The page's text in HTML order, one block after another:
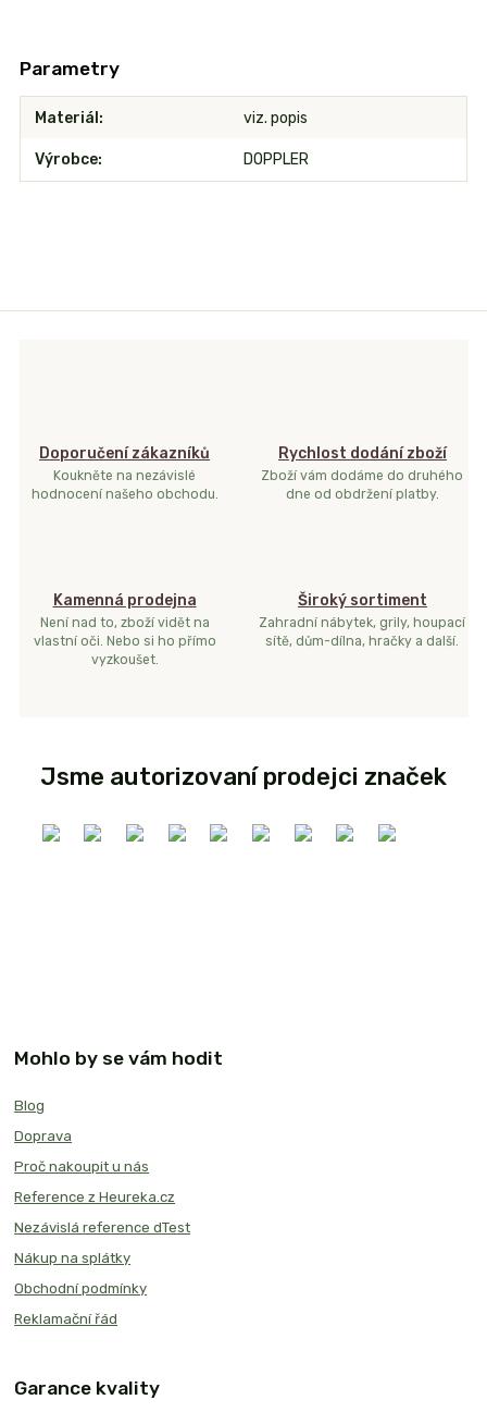
Parametry
Materiál viz. popis
Výrobce DOPPLER
Doporučení zákazníků
Koukněte na nezávislé
hodnocení našeho obchodu.
Rychlost dodání zboží
Zboží vám dodáme do druhého
dne od obdržení platby.
Kamenná prodejna
Není nad to, zboží vidět na
vlastní oči. Nebo si ho přímo
vyzkoušet.
Široký sortiment
Zahradní nábytek, grily, houpací
sítě, dům-dílna, hračky a další.
Jsme autorizovaní prodejci značek
Mohlo by se vám hodit
Blog
Doprava
Proč nakoupit u nás
Reference z Heureka.cz
Nezávislá reference dTest
Nákup na splátky
Obchodní podmínky
Reklamační řád
Garance kvality